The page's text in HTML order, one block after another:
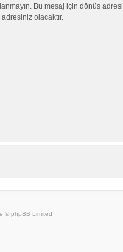
Bu mesaj için dönüş adresi
olacaktır.
© phpBB Limited